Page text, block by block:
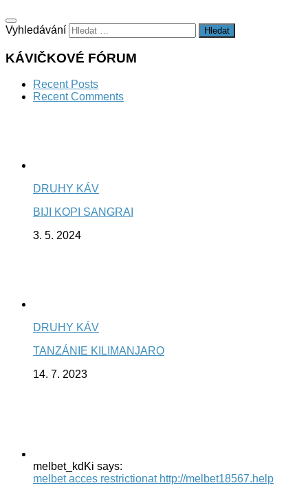
Vyhledávání
KÁVIČKOVÉ FÓRUM
Recent Posts
Recent Comments
DRUHY KÁV
BIJI KOPI SANGRAI
3. 5. 2024
DRUHY KÁV
TANZÁNIE KILIMANJARO
14. 7. 2023
melbet_kdKi says:
melbet acces restrictionat http://melbet18567.help